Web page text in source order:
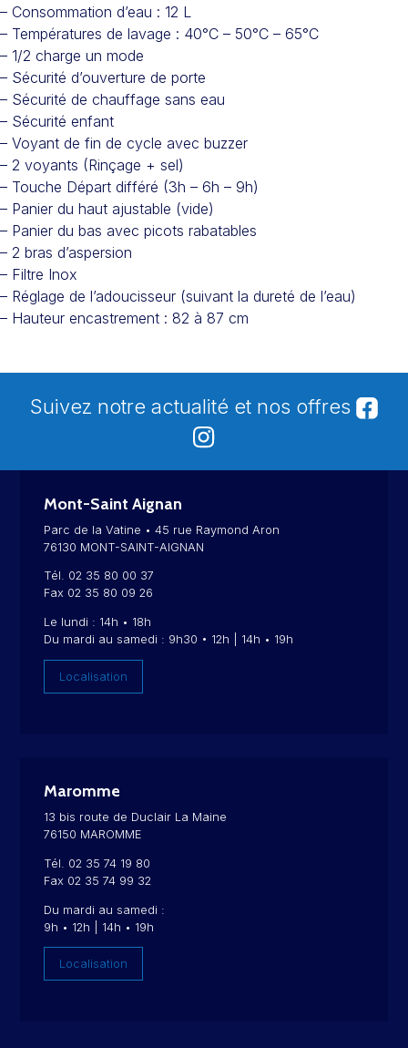
– Consommation d’eau : 12 L
– Températures de lavage : 40°C – 50°C – 65°C
– 1/2 charge un mode
– Sécurité d’ouverture de porte
– Sécurité de chauffage sans eau
– Sécurité enfant
– Voyant de fin de cycle avec buzzer
– 2 voyants (Rinçage + sel)
– Touche Départ différé (3h – 6h – 9h)
– Panier du haut ajustable (vide)
– Panier du bas avec picots rabatables
– 2 bras d’aspersion
– Filtre Inox
– Réglage de l’adoucisseur (suivant la dureté de l’eau)
– Hauteur encastrement : 82 à 87 cm
Suivez notre actualité et nos offres
Mont-Saint Aignan
Parc de la Vatine • 45 rue Raymond Aron
76130 MONT-SAINT-AIGNAN
Tél. 02 35 80 00 37
Fax 02 35 80 09 26
Le lundi : 14h • 18h
Du mardi au samedi : 9h30 • 12h | 14h • 19h
Localisation
Maromme
13 bis route de Duclair La Maine
76150 MAROMME
Tél. 02 35 74 19 80
Fax 02 35 74 99 32
Du mardi au samedi :
9h • 12h | 14h • 19h
Localisation